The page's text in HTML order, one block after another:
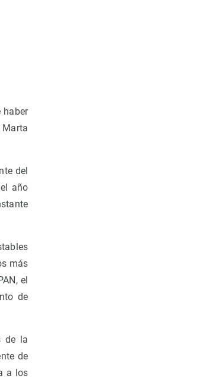
haber
Marta
del
año
más
el
de
de la
de
a los